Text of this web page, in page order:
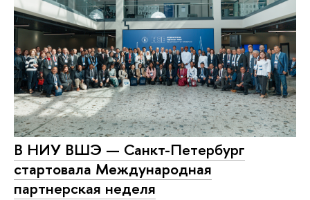
В НИУ ВШЭ — Санкт-Петербург
стартовала Международная
партнерская неделя